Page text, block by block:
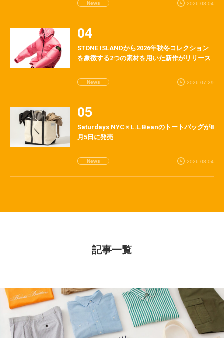
News 2026.08.04
STONE ISLANDから2026年秋冬コレクション
を象徴する2つの素材を用いた新作がリリース
News 2026.07.29
Saturdays NYC × L.L.Beanのトートバッグが8
月5日に発売
News 2026.08.04
記事一覧